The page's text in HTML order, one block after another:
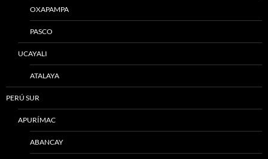
OXAPAMPA
PASCO
UCAYALI
ATALAYA
PERÚ SUR
APURÍMAC
ABANCAY